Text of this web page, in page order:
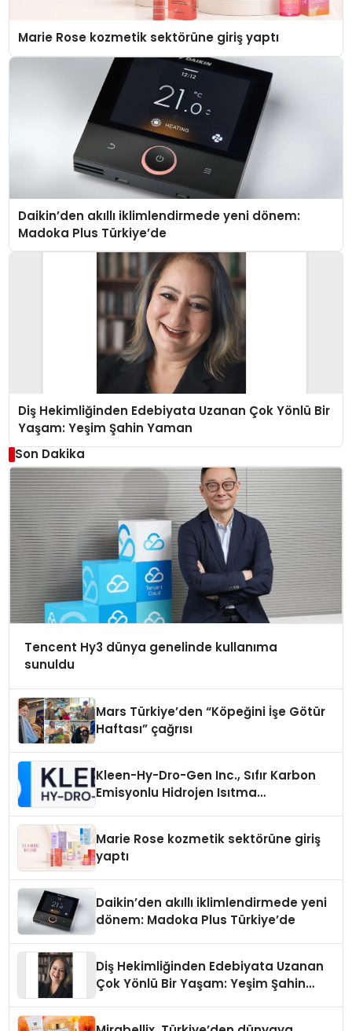
Marie Rose kozmetik sektörüne giriş yaptı
Daikin’den akıllı iklimlendirmede yeni dönem:
Madoka Plus Türkiye’de
Diş Hekimliğinden Edebiyata Uzanan Çok Yönlü Bir
Yaşam: Yeşim Şahin Yaman
Son Dakika
Tencent Hy3 dünya genelinde kullanıma
sunuldu
Mars Türkiye’den “Köpeğini İşe Götür
Haftası” çağrısı
Kleen-Hy-Dro-Gen Inc., Sıfır Karbon
Emisyonlu Hidrojen Isıtma
Marie Rose kozmetik sektörüne giriş
yaptı
Daikin’den akıllı iklimlendirmede yeni
dönem: Madoka Plus Türkiye’de
Diş Hekimliğinden Edebiyata Uzanan
Çok Yönlü Bir Yaşam: Yeşim Şahin